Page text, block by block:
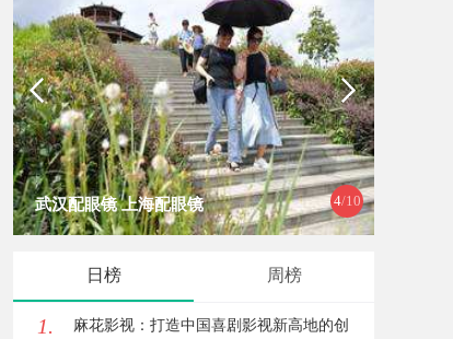
4/10
武汉配眼镜 上海配眼镜
日榜 周榜
1. 麻花影视：打造中国喜剧影视新高地的创